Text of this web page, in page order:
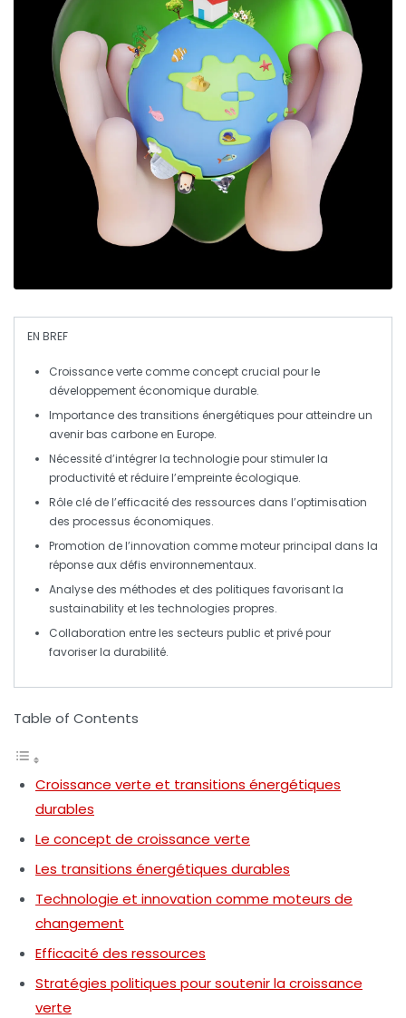
EN BREF
Croissance verte comme concept crucial pour le
développement économique durable.
Importance des transitions énergétiques pour atteindre un
avenir bas carbone en Europe.
Nécessité d’intégrer la technologiepour stimuler la
productivité et réduire l’empreinte écologique.
Rôle clé del’efficacité des ressources dans l’optimisation
des processus économiques.
Promotion de l’innovation comme moteur principal dans la
réponse aux défis environnementaux.
Analyse des méthodes et des politiques favorisant la
sustainability et les technologies propres.
Collaboration entre les secteurs public et privé pour
favoriser la durabilité.
Table of Contents
Croissance verte et transitions énergétiques
durables
Le concept de croissance verte
Les transitions énergétiques durables
Technologie et innovation comme moteurs de
changement
Efficacité des ressources
Stratégies politiques pour soutenir la croissance
verte